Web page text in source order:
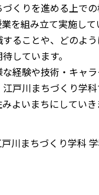
くりを進める上で
を組み立て実施して
ることや、どのよう
しています。
経験や技術・キャ
戸川まちづくり学
よいまちにしていき
川まちづくり学科